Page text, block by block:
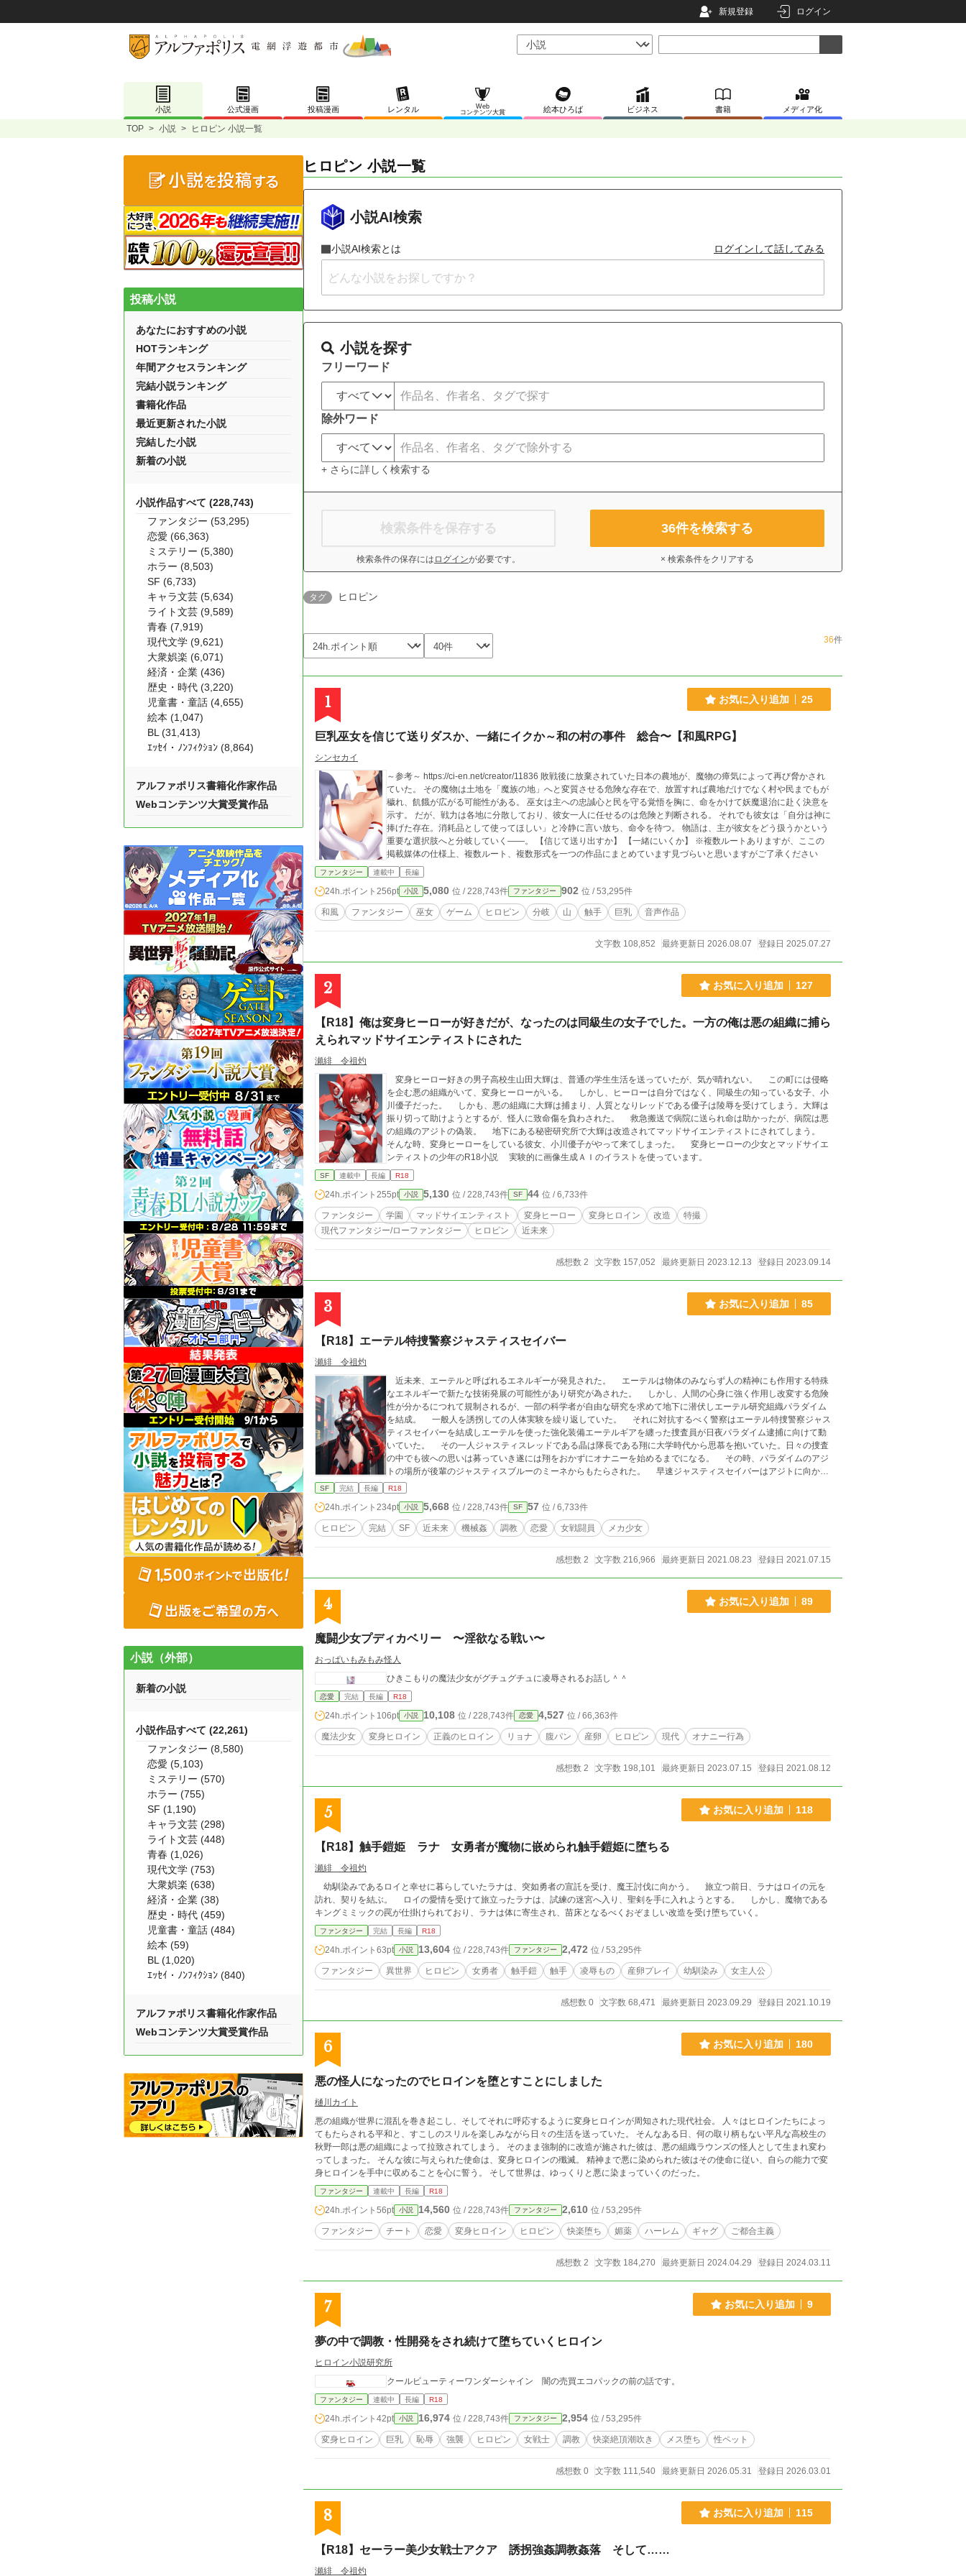
新規登録 ログイン
小説 公式漫画 投稿漫画 レンタル
Web
コンテンツ大賞
絵本ひろば ビジネス 書籍 メディア化
TOP > 小説 > ヒロピン 小説一覧
ヒロピン 小説一覧
小説AI検索
小説AI検索とは ログインして話してみる
小説を探す
フリーワード
除外ワード
+ さらに詳しく検索する
検索条件を保存する
検索条件の保存には ログインが必要です。
36件を検索する
× 検索条件をクリアする
タグ ヒロピン
36件
1 お気に入り追加 25
巨乳巫女を信じて送りダスか、一緒にイクか～和の村の事件 総合〜【和風RPG】
シンセカイ
～参考～ https://ci-en.net/creator/11836 敗戦後に放棄されていた日本の農地が、魔物の瘴気によって再び脅かされ
ていた。 その魔物は土地を「魔族の地」へと変質させる危険な存在で、放置すれば農地だけでなく村や民までもが
穢れ、飢餓が広がる可能性がある。 巫女は主への忠誠心と民を守る覚悟を胸に、命をかけて妖魔退治に赴く決意を
示す。 だが、戦力は各地に分散しており、彼女一人に任せるのは危険と判断される。 それでも彼女は「自分は神に
捧げた存在。消耗品として使ってほしい」と冷静に言い放ち、命令を待つ。 物語は、主が彼女をどう扱うかという
重要な選択肢へと分岐していく――。 【信じて送り出すか】 【一緒にいくか】 ※複数ルートありますが、ここの
掲載媒体の仕様上、複数ルート、複数形式を一つの作品にまとめています見づらいと思いますがご了承ください
ファンタジー 連載中 長編
24h.ポイント 256pt 小説 5,080 位 / 228,743件 ファンタジー 902 位 / 53,295件
和風 ファンタジー 巫女 ゲーム ヒロピン 分岐 山 触手 巨乳 音声作品
文字数 108,852 最終更新日 2026.08.07 登録日 2025.07.27
2 お気に入り追加 127
【R18】俺は変身ヒーローが好きだが、なったのは同級生の女子でした。一方の俺は悪の組織に捕ら
えられマッドサイエンティストにされた
瀬緋 令祖灼
変身ヒーロー好きの男子高校生山田大輝は、普通の学生生活を送っていたが、気が晴れない。 この町には侵略
を企む悪の組織がいて、変身ヒーローがいる。 しかし、ヒーローは自分ではなく、同級生の知っている女子、小
川優子だった。 しかも、悪の組織に大輝は捕まり、人質となりレッドである優子は陵辱を受けてしまう。大輝は
振り切って助けようとするが、怪人に致命傷を負わされた。 救急搬送で病院に送られ命は助かったが、病院は悪
の組織のアジトの偽装。 地下にある秘密研究所で大輝は改造されてマッドサイエンティストにされてしまう。
そんな時、変身ヒーローをしている彼女、小川優子がやって来てしまった。 変身ヒーローの少女とマッドサイエ
ンティストの少年のR18小説 実験的に画像生成ＡＩのイラストを使っています。
SF 連載中 長編 R18
24h.ポイント 255pt 小説 5,130 位 / 228,743件 SF 44 位 / 6,733件
ファンタジー 学園 マッドサイエンティスト 変身ヒーロー 変身ヒロイン 改造
特撮
現代ファンタジー/ローファンタジー
ヒロピン 近未来
感想数 2 文字数 157,052 最終更新日 2023.12.13 登録日 2023.09.14
3 お気に入り追加 85
【R18】エーテル特捜警察ジャスティスセイバー
瀬緋 令祖灼
近未来、エーテルと呼ばれるエネルギーが発見された。 エーテルは物体のみならず人の精神にも作用する特殊
なエネルギーで新たな技術発展の可能性があり研究が為された。 しかし、人間の心身に強く作用し改変する危険
性が分かるにつれて規制されるが、一部の科学者が自由な研究を求めて地下に潜伏しエーテル研究組織パラダイム
を結成。 一般人を誘拐しての人体実験を繰り返していた。 それに対抗するべく警察はエーテル特捜警察ジャス
ティスセイバーを結成しエーテルを使った強化装備エーテルギアを纏った捜査員が日夜パラダイム逮捕に向けて動
いていた。 その一人ジャスティスレッドである晶は隊長である翔に大学時代から思慕を抱いていた。日々の捜査
の中でも彼への思いは募っていき遂には翔をおかずにオナニーを始めるまでになる。 その時、パラダイムのアジ
トの場所が後輩のジャスティスブルーのミーネからもたらされた。 早速ジャスティスセイバーはアジトに向かっ
ていくが。 エーテルによる人体改造、フタナリ、性感帯増加、機械姦満載。 近未来SFR18小説ここに開幕
治療で助けて貰った恩が恋に変わったヒロイン。ジャスティスレッドとして立ち向かう。 ミーネ：エーテルの研究
者で翔の後輩。パラダイムに誘拐され人体改造をされてしまった。 ピクシブ、なろうのノクターンでも連載して
います 若干恋愛要素あり ＊人体改造 強姦 レイプ 機械姦 拘束 拘束具 出産 レズ 百合 近親姦 グロ
SF 完結 長編 R18
24h.ポイント 234pt 小説 5,668 位 / 228,743件 SF 57 位 / 6,733件
ヒロピン 完結 SF 近未来 機械姦 調教 恋愛 女戦闘員 メカ少女
感想数 2 文字数 216,966 最終更新日 2021.08.23 登録日 2021.07.15
4 お気に入り追加 89
魔闘少女プディカベリー 〜淫欲なる戦い〜
おっぱいもみもみ怪人
ひきこもりの魔法少女がグチュグチュに凌辱されるお話し＾＾
恋愛 完結 長編 R18
24h.ポイント 106pt 小説 10,108 位 / 228,743件 恋愛 4,527 位 / 66,363件
魔法少女 変身ヒロイン 正義のヒロイン リョナ 腹パン 産卵 ヒロピン 現代 オナニー行為
感想数 2 文字数 198,101 最終更新日 2023.07.15 登録日 2021.08.12
5 お気に入り追加 118
【R18】触手鎧姫 ラナ 女勇者が魔物に嵌められ触手鎧姫に堕ちる
瀬緋 令祖灼
幼馴染みであるロイと幸せに暮らしていたラナは、突如勇者の宣託を受け、魔王討伐に向かう。 旅立つ前日、ラナはロイの元を
訪れ、契りを結ぶ。 ロイの愛情を受けて旅立ったラナは、試練の迷宮へ入り、聖剣を手に入れようとする。 しかし、魔物である
キングミミックの罠が仕掛けられており、ラナは体に寄生され、苗床となるべくおぞましい改造を受け堕ちていく。
ファンタジー 完結 長編 R18
24h.ポイント 63pt 小説 13,604 位 / 228,743件 ファンタジー 2,472 位 / 53,295件
ファンタジー 異世界 ヒロピン 女勇者 触手鎧 触手 凌辱もの 産卵プレイ 幼馴染み 女主人公
感想数 0 文字数 68,471 最終更新日 2023.09.29 登録日 2021.10.19
6 お気に入り追加 180
悪の怪人になったのでヒロインを堕とすことにしました
樋川カイト
悪の組織が世界に混乱を巻き起こし、そしてそれに呼応するように変身ヒロインが周知された現代社会。 人々はヒロインたちによっ
てもたらされる平和と、すこしのスリルを楽しみながら日々の生活を送っていた。 そんなある日、何の取り柄もない平凡な高校生の
秋野一郎は悪の組織によって拉致されてしまう。 そのまま強制的に改造が施された彼は、悪の組織ラウンズの怪人として生まれ変わ
ってしまった。 そんな彼に与えられた使命は、変身ヒロインの殲滅。 精神まで悪に染められた彼はその使命に従い、自らの能力で変
身ヒロインを手中に収めることを心に誓う。 そして世界は、ゆっくりと悪に染まっていくのだった。
ファンタジー 連載中 長編 R18
24h.ポイント 56pt 小説 14,560 位 / 228,743件 ファンタジー 2,610 位 / 53,295件
ファンタジー チート 恋愛 変身ヒロイン ヒロピン 快楽堕ち 媚薬 ハーレム ギャグ ご都合主義
感想数 2 文字数 184,270 最終更新日 2024.04.29 登録日 2024.03.11
7 お気に入り追加 9
夢の中で調教・性開発をされ続けて堕ちていくヒロイン
ヒロイン小説研究所
クールビューティーワンダーシャイン 闇の売買エコパックの前の話です。
ファンタジー 連載中 長編 R18
24h.ポイント 42pt 小説 16,974 位 / 228,743件 ファンタジー 2,954 位 / 53,295件
変身ヒロイン 巨乳 恥辱 強襲 ヒロピン 女戦士 調教 快楽絶頂潮吹き メス堕ち 性ペット
感想数 0 文字数 111,540 最終更新日 2026.05.31 登録日 2026.03.01
8 お気に入り追加 115
【R18】セーラー美少女戦士アクア 誘拐強姦調教姦落 そして……
瀬緋 令祖灼
投稿小説
あなたにおすすめの小説
HOTランキング
年間アクセスランキング
完結小説ランキング
書籍化作品
最近更新された小説
完結した小説
新着の小説
小説作品すべて (228,743)
ファンタジー (53,295)
恋愛 (66,363)
ミステリー (5,380)
ホラー (8,503)
SF (6,733)
キャラ文芸 (5,634)
ライト文芸 (9,589)
青春 (7,919)
現代文学 (9,621)
大衆娯楽 (6,071)
経済・企業 (436)
歴史・時代 (3,220)
児童書・童話 (4,655)
絵本 (1,047)
BL (31,413)
ｴｯｾｲ・ﾉﾝﾌｨｸｼｮﾝ (8,864)
アルファポリス書籍化作家作品
Webコンテンツ大賞受賞作品
小説（外部）
新着の小説
小説作品すべて (22,261)
ファンタジー (8,580)
恋愛 (5,103)
ミステリー (570)
ホラー (755)
SF (1,190)
キャラ文芸 (298)
ライト文芸 (448)
青春 (1,026)
現代文学 (753)
大衆娯楽 (638)
経済・企業 (38)
歴史・時代 (459)
児童書・童話 (484)
絵本 (59)
BL (1,020)
ｴｯｾｲ・ﾉﾝﾌｨｸｼｮﾝ (840)
アルファポリス書籍化作家作品
Webコンテンツ大賞受賞作品